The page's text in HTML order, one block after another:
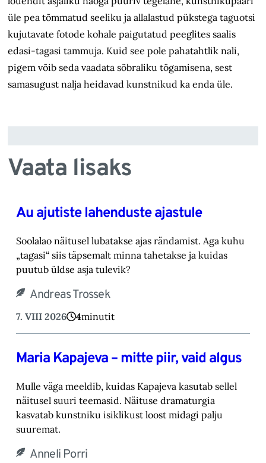
üle pea tõmmatud seeliku ja allalastud pükstega taguotsi
kujutavate fotode kohale paigutatud peeglites saalis
edasi-tagasi tammuja. Kuid see pole pahatahtlik nali,
pigem võib seda vaadata sõbraliku tögamisena, sest
samasugust nalja heidavad kunstnikud ka enda üle.
Vaata lisaks
Au ajutiste lahenduste ajastule
Soolalao näitusel lubatakse ajas rändamist. Aga kuhu
„tagasi“ siis täpsemalt minna tahetakse ‎ja kuidas
puutub üldse asja tulevik?‎
Andreas Trossek
7. VIII 2026 4minutit
Maria Kapajeva – mitte piir, vaid algus
Mulle väga meeldib, kuidas Kapajeva kasutab sellel
näitusel suuri teemasid. Näituse drama‎turgia
kasvatab kunstniku isiklikust loost midagi palju
suuremat.‎
Anneli Porri